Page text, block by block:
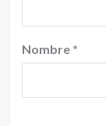
Nombre *